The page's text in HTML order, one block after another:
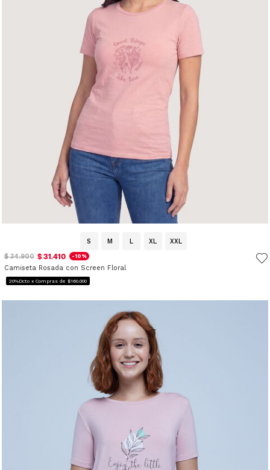
S M L XL
XXL
$ 34.900 $ 31.410 -10%
Camiseta Rosada con Screen Floral
20%Dcto x Compras de $160.000